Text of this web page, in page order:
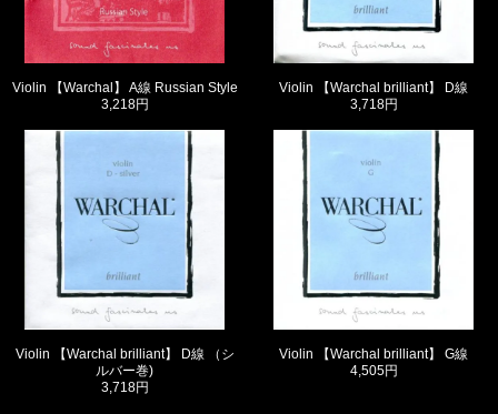
Violin 【Warchal】 A線 Russian Style
3,218円
Violin 【Warchal brilliant】 D線
3,718円
Violin 【Warchal brilliant】 D線 （シ
ルバー巻)
3,718円
Violin 【Warchal brilliant】 G線
4,505円